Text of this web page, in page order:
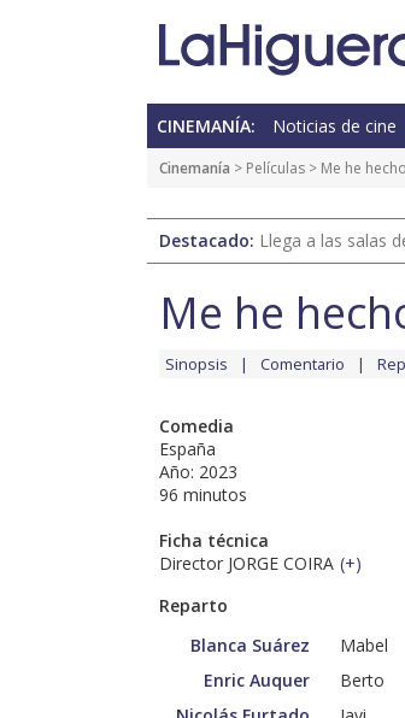
CINEMANÍA: Noticias de cine
Cinemanía > Películas > Me he
Destacado: Llega a las salas
Me he
Sinopsis Comentario
Comedia
España
Año: 2023
96 minutos
Ficha técnica
Director JORGE COIRA (+)
Reparto
Blanca Suárez
Mabel
Enric Auquer
Berto